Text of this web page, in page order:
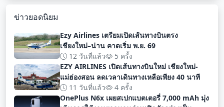
ข่าวยอดนิยม
Ezy Airlines เตรียมเปิดเส้นทางบินตรง
เชียงใหม่–น่าน คาดเริ่ม พ.ย. 69
12 วันที่แล้ว
5 ครั้ง
EZY AIRLINES เปิดเส้นทางบินใหม่ เชียงใหม่-
แม่ฮ่องสอน ลดเวลาเดินทางเหลือเพียง 40 นาที
11 วันที่แล้ว
4 ครั้ง
OnePlus N6x เผยสเปกแบตเตอรี่ 7,000 mAh มุ่ง